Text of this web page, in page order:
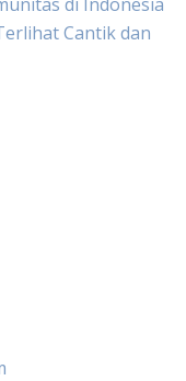
Cantik dan